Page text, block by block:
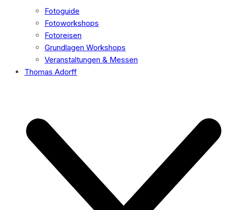
Fotoguide
Fotoworkshops
Fotoreisen
Grundlagen Workshops
Veranstaltungen & Messen
Thomas Adorff